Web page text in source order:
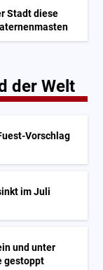
Stadt diese
der Welt
Vorschlag
im Juli
und unter
gestoppt